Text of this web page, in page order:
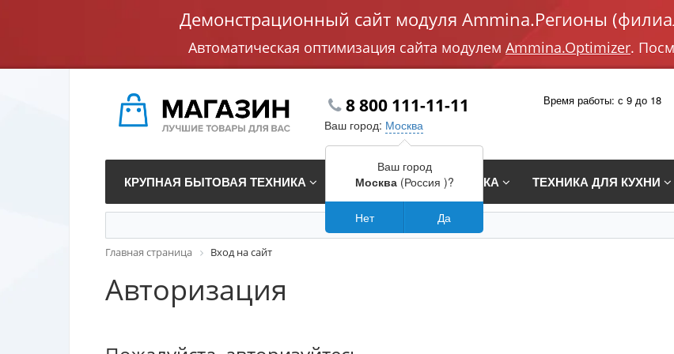
Демонстрационный сайт модуля Ammina.Регионы
Автоматическая оптимизация сайта модулем Ammina.Optimizer.
8 800 111-11-11
Ваш город: Москва
Время работы: с 9 до 18
КРУПНАЯ БЫТОВАЯ ТЕХНИКА ВСТРАИВАЕМАЯ ТЕХНИКА ТЕХНИКА ДЛЯ КУХНИ
Главная страница Вход на сайт
Авторизация
Ваш город
Москва(Россия )?
Нет Да